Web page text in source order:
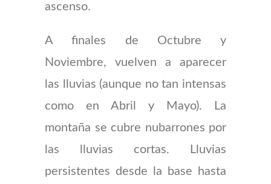
ascenso.
A finales de Octubre y
Noviembre, vuelven a aparecer
las lluvias (aunque no tan intensas
como en Abril y Mayo). La
montaña se cubre nubarrones por
las lluvias cortas. Lluvias
persistentes desde la base hasta